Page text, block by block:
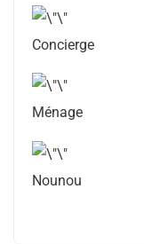
Concierge
Ménage
Nounou